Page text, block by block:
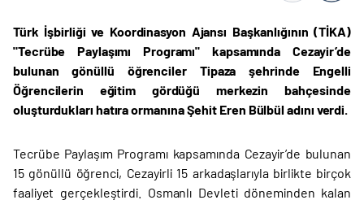
Türk İşbirliği ve Koordinasyon Ajansı Başkanlığının (TİKA)
"Tecrübe Paylaşımı Programı" kapsamında Cezayir’de
bulunan gönüllü öğrenciler Tipaza şehrinde Engelli
Öğrencilerin eğitim gördüğü merkezin bahçesinde
oluşturdukları hatıra ormanına Şehit Eren Bülbül adını verdi.
Tecrübe Paylaşım Programı kapsamında Cezayir’de bulunan
15 gönüllü öğrenci, Cezayirli 15 arkadaşlarıyla birlikte birçok
faaliyet gerçekleştirdi. Osmanlı Devleti döneminden kalan